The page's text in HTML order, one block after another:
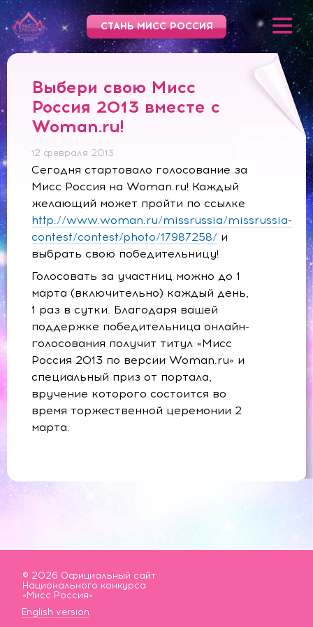
СТАНЬ МИСС РОССИЯ
Выбери свою Мисс
Россия 2013 вместе с
Woman.ru!
12 февраля 2013
Сегодня стартовало голосование за
Мисс Россия на Woman.ru! Каждый
желающий может пройти по ссылке
http://www.woman.ru/missrussia/missrussia-
contest/contest/photo/17987258/ и
выбрать свою победительницу!
Голосовать за участниц можно до 1
марта (включительно) каждый день,
1 раз в сутки. Благодаря вашей
поддержке победительница онлайн-
голосования получит титул «Мисс
Россия 2013 по версии Woman.ru» и
специальный приз от портала,
вручение которого состоится во
время торжественной церемонии 2
марта.
© 2026 Официальный сайт
Национального конкурса
«Мисс Россия»
English version